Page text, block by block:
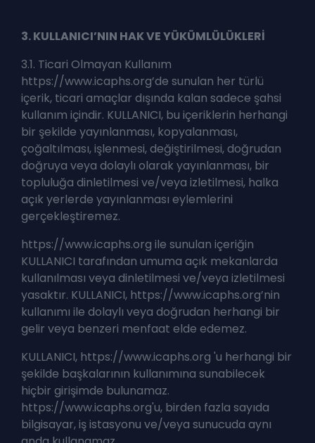
3. KULLANICI’NIN HAK VE YÜKÜMLÜLÜKLERİ
3.1. Ticari Olmayan Kullanım
https://www.icaphs.org’de sunulan her türlü
içerik, ticari amaçlar dışında kalan sadece şahsi
kullanım içindir. KULLANICI, bu içeriklerin herhangi
bir şekilde yayınlanması, kopyalanması,
çoğaltılması, işlenmesi, değiştirilmesi, doğrudan
doğruya veya dolaylı olarak yayınlanması, bir
topluluğa dinletilmesi ve/veya izletilmesi, halka
açık yerlerde yayınlanması eylemlerini
gerçekleştiremez.
https://www.icaphs.org ile sunulan içeriğin
KULLANICI tarafından umuma açık mekanlarda
kullanılması veya dinletilmesi ve/veya izletilmesi
yasaktır. KULLANICI, https://www.icaphs.org’nin
kullanımı ile dolaylı veya doğrudan herhangi bir
gelir veya benzeri menfaat elde edemez.
KULLANICI, https://www.icaphs.org 'u herhangi bir
şekilde başkalarının kullanımına sunabilecek
hiçbir girişimde bulunamaz.
https://www.icaphs.org'u, birden fazla sayıda
bilgisayar, iş istasyonu ve/veya sunucuda aynı